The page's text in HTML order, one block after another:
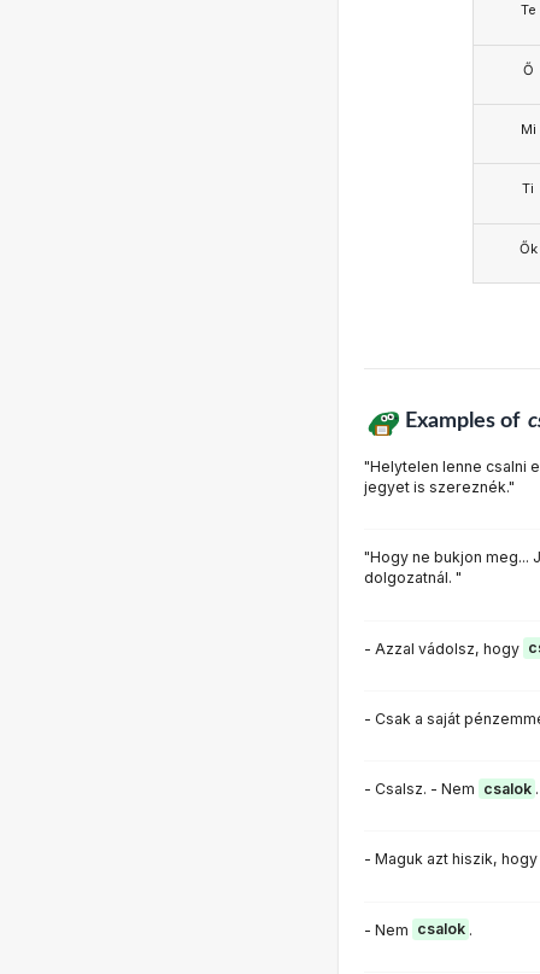
Te
Ő
Mi
Ti
Ők
Examples of
"Helytelen lenne csalni
jegyet is szereznék."
"Hogy ne bukjon meg...
dolgozatnál. "
- Azzal vádolsz, hogy
- Csak a saját
- Csalsz. - Nem csalok .
- Maguk azt hiszik, hogy
- Nem csalok .